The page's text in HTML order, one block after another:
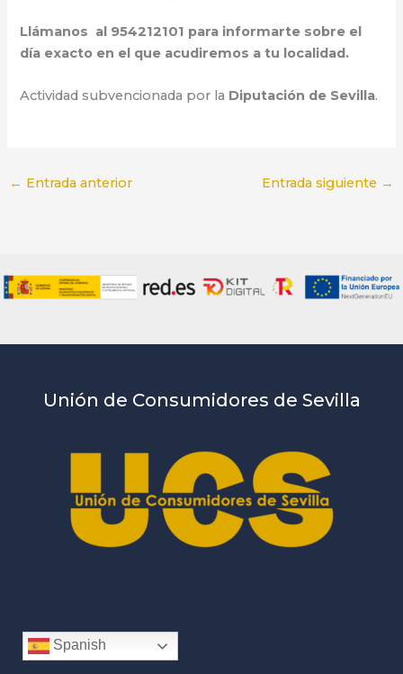
Llámanos al 954212101 para informarte sobre el
día exacto en el que acudiremos a tu localidad.
Actividad subvencionada por la Diputación de Sevilla.
← Entrada anterior Entrada siguiente →
Unión de Consumidores de Sevilla
Spanish